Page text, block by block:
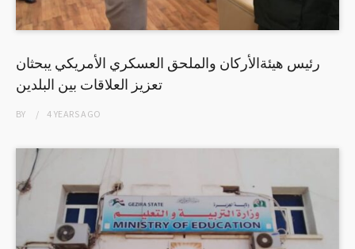
رئيس هيئةالأركان والملحق العسكري الأمريكي يبحثان
تعزيز العلاقات بين البلدين
BY 4 YEARSAGO